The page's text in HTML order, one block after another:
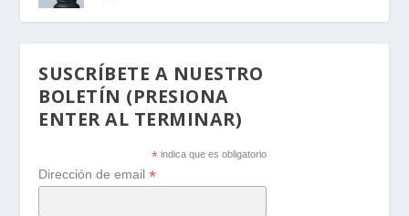
SUSCRÍBETE A NUESTRO
BOLETÍN (PRESIONA
ENTER AL TERMINAR)
* indica que es obligatorio
Dirección de email*